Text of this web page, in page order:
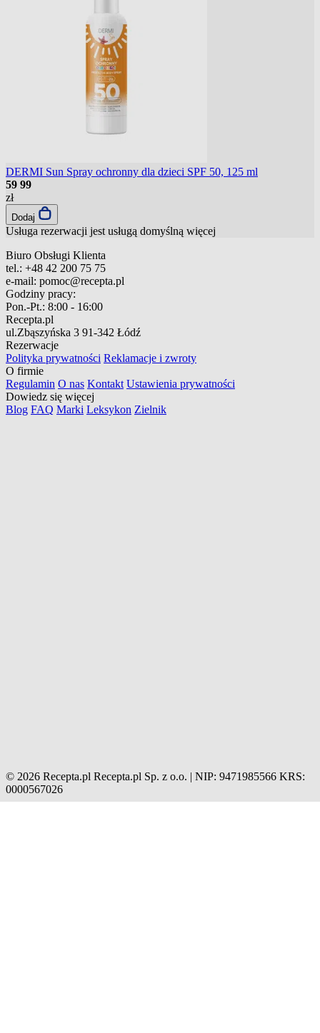
DERMI Sun Spray ochronny dla dzieci SPF 50, 125 ml
59 99
zł
Dodaj
Usługa rezerwacji jest usługą domyślną więcej
Biuro Obsługi Klienta
tel.: +48 42 200 75 75
e-mail: pomoc@recepta.pl
Godziny pracy:
Pon.-Pt.: 8:00 - 16:00
Recepta.pl
ul.Zbąszyńska 3 91-342 Łódź
Rezerwacje
Polityka prywatności Reklamacje i zwroty
O firmie
Regulamin O nas Kontakt Ustawienia prywatności
Dowiedz się więcej
Blog FAQ Marki Leksykon Zielnik
© 2026 Recepta.pl Recepta.pl Sp. z o.o. | NIP: 9471985566 KRS:
0000567026